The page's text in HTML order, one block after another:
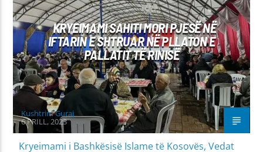
KRYEIMAMI SAHITI MORI PJESË NË
IFTARIN E SHTRUAR NË PLLATON E
PALLATIT TË RINISË
Kushtrim Guraj
6 PRILL, 2023
Kryeimami i Bashkësisë Islame të Kosovës, Vedat